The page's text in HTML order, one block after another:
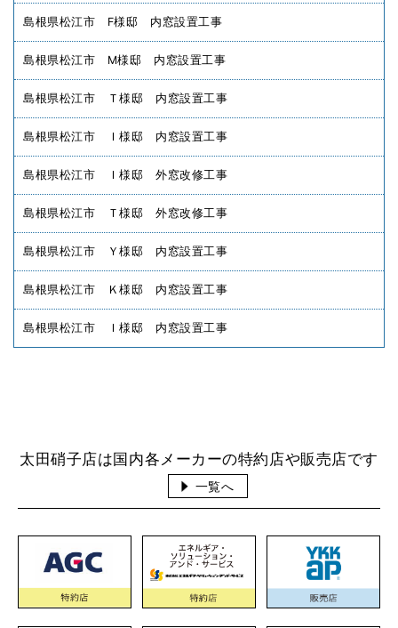
島根県松江市 F様邸 内窓設置工事
島根県松江市 M様邸 内窓設置工事
島根県松江市 Ｔ様邸 内窓設置工事
島根県松江市 Ｉ様邸 内窓設置工事
島根県松江市 Ｉ様邸 外窓改修工事
島根県松江市 Ｔ様邸 外窓改修工事
島根県松江市 Ｙ様邸 内窓設置工事
島根県松江市 Ｋ様邸 内窓設置工事
島根県松江市 Ｉ様邸 内窓設置工事
太田硝子店は国内各メーカーの特約店や販売店です
一覧へ